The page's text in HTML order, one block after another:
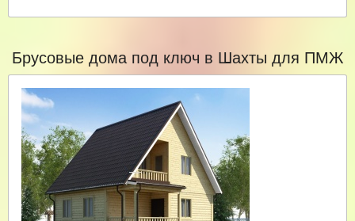
Брусовые дома под ключ в Шахты для ПМЖ